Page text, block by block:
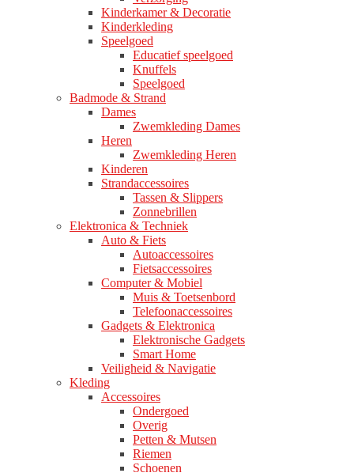
Kinderkamer & Decoratie
Kinderkleding
Speelgoed
Educatief speelgoed
Knuffels
Speelgoed
Badmode & Strand
Dames
Zwemkleding Dames
Heren
Zwemkleding Heren
Kinderen
Strandaccessoires
Tassen & Slippers
Zonnebrillen
Elektronica & Techniek
Auto & Fiets
Autoaccessoires
Fietsaccessoires
Computer & Mobiel
Muis & Toetsenbord
Telefoonaccessoires
Gadgets & Elektronica
Elektronische Gadgets
Smart Home
Veiligheid & Navigatie
Kleding
Accessoires
Ondergoed
Overig
Petten & Mutsen
Riemen
Schoenen